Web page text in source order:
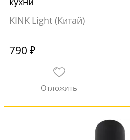
KINK Light (Китай)
790 ₽